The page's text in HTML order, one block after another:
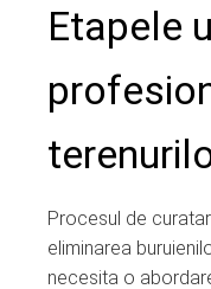
Etapele
Procesul de
eliminarea
necesita o